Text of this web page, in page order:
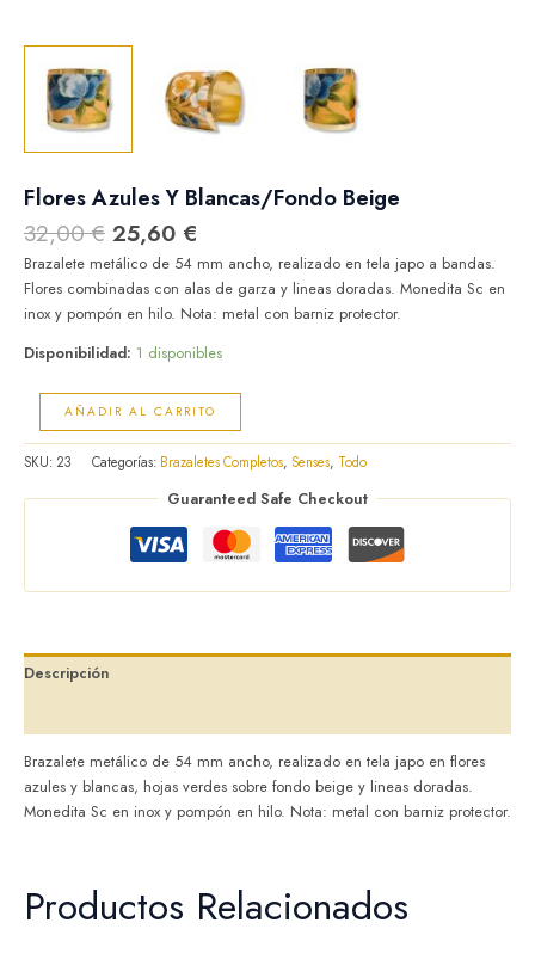
Flores Azules Y Blancas/Fondo Beige
32,00€ 25,60 €
Brazalete metálico de 54 mm ancho, realizado en tela japo a bandas.
Flores combinadas con alas de garza y lineas doradas. Monedita Sc en
inox y pompón en hilo. Nota: metal con barniz protector.
Disponibilidad: 1 disponibles
AÑADIR AL CARRITO
SKU: 23 Categorías: Brazaletes Completos, Senses, Todo
Guaranteed Safe Checkout
Descripción
Brazalete metálico de 54 mm ancho, realizado en tela japo en flores
azules y blancas, hojas verdes sobre fondo beige y lineas doradas.
Monedita Sc en inox y pompón en hilo. Nota: metal con barniz protector.
Productos Relacionados